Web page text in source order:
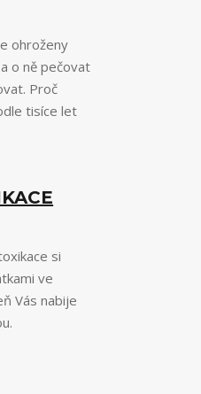
ohroženy
o ně pečovat
Proč
tisíce let
si
ve
Vás nabije